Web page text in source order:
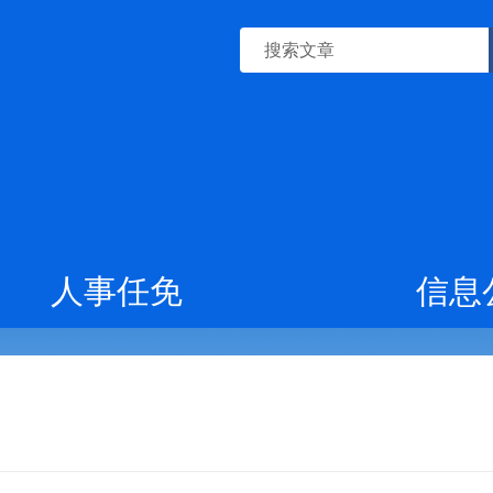
人事任免 信息